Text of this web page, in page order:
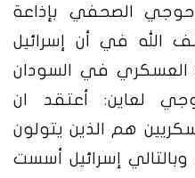
الصحفي بإذاعة
الله في أن إسرائيل
العسكري في السودان
لعاين: أعتقد ان
هم الذين يتولون
إسرائيل أسست